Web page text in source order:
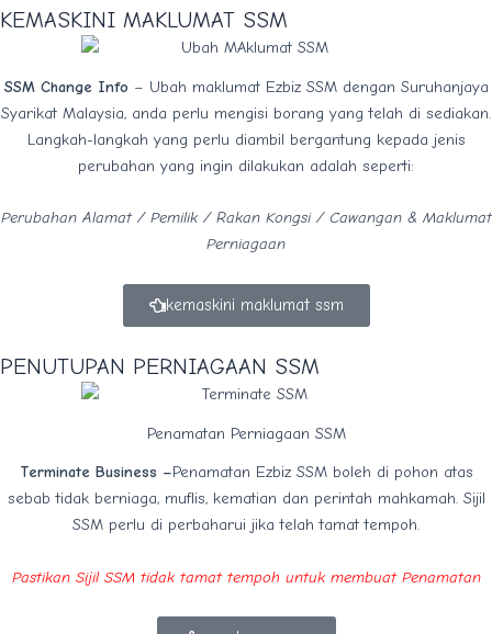
KEMASKINI MAKLUMAT SSM
SSM Change Info – Ubah maklumat Ezbiz SSM dengan Suruhanjaya
Syarikat Malaysia, anda perlu mengisi borang yang telah di sediakan.
Langkah-langkah yang perlu diambil bergantung kepada jenis
perubahan yang ingin dilakukan adalah seperti:
Perubahan Alamat / Pemilik / Rakan Kongsi / Cawangan & Maklumat
Perniagaan
kemaskini maklumat ssm
PENUTUPAN PERNIAGAAN SSM
Penamatan Perniagaan SSM
Terminate Business –Penamatan Ezbiz SSM boleh di pohon atas
sebab tidak berniaga, muflis, kematian dan perintah mahkamah. Sijil
SSM perlu di perbaharui jika telah tamat tempoh.
Pastikan Sijil SSM tidak tamat tempoh untuk membuat Penamatan